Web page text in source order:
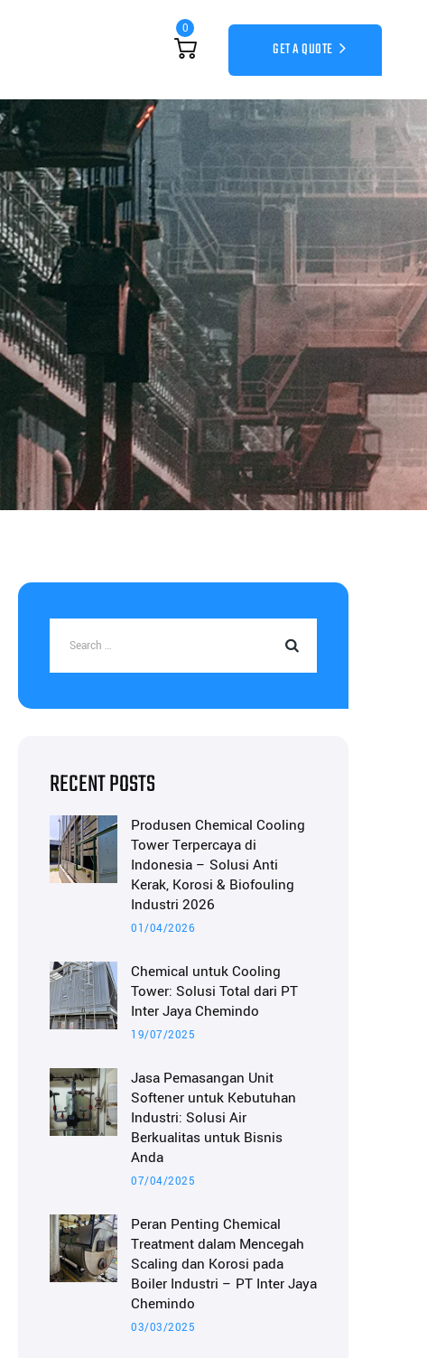
0
GET A QUOTE
RECENT POSTS
Produsen Chemical Cooling
Tower Terpercaya di
Indonesia – Solusi Anti
Kerak, Korosi & Biofouling
Industri 2026
01/04/2026
Chemical untuk Cooling
Tower: Solusi Total dari PT
Inter Jaya Chemindo
19/07/2025
Jasa Pemasangan Unit
Softener untuk Kebutuhan
Industri: Solusi Air
Berkualitas untuk Bisnis
Anda
07/04/2025
Peran Penting Chemical
Treatment dalam Mencegah
Scaling dan Korosi pada
Boiler Industri – PT Inter Jaya
Chemindo
03/03/2025